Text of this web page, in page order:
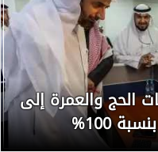
الحج والعمرة إلى
100%